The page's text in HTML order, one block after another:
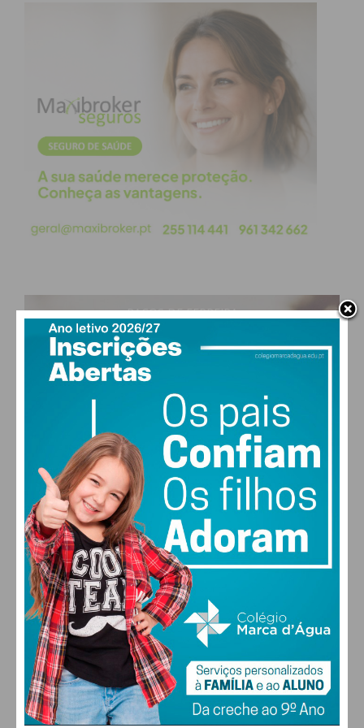
Eu li e concordo com os
termos e
condições
PAÇOS DE FERREIRA
23°
clear sky
60% humidade
MAX 23 • MIN 23
23°
QUI
29
SEX
30
SÁB
27
DOM
FARMACIAS DE SERVIÇO EM PAÇOS DE
FERREIRA